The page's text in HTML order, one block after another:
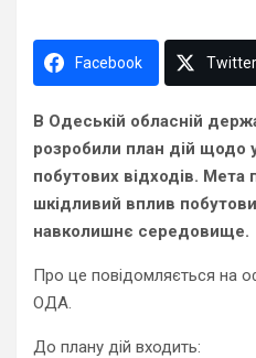
Facebook Twitter
В Одеській обласній
розробили план дій щодо
побутових відходів.
шкідливий вплив
навколишнє середовище.
Про це повідомляється на
ОДА.
До плану дій входить: